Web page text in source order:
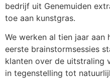
bedrijf uit Genemuiden
toe aan kunstgras.
We werken al tien jaar
eerste brainstormsessies
klanten over de uitstraling
in tegenstelling tot